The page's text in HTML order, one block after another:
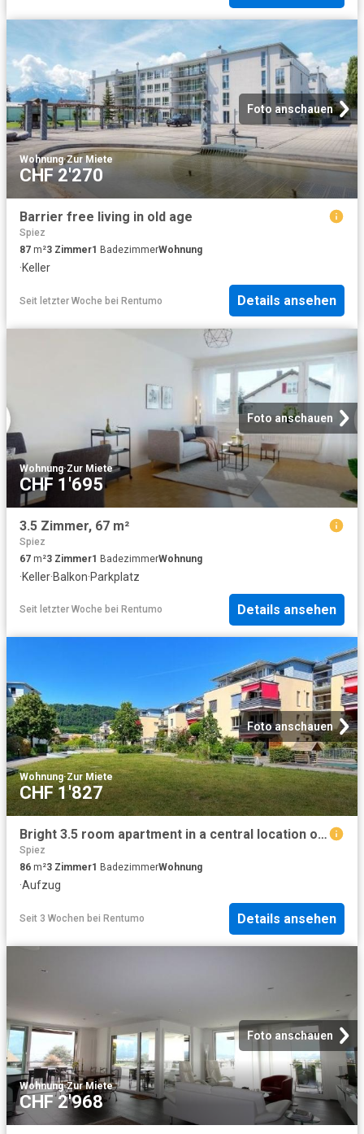
Foto anschauen
Wohnung·Zur Miete
CHF 2'270
Barrier free living in old age
Spiez
87 m²3 Zimmer1 BadezimmerWohnung
·Keller
Seit letzter Woche bei Rentumo Details ansehen
Foto anschauen
Wohnung·Zur Miete
CHF 1'695
3.5 Zimmer, 67 m²
Spiez
67 m²3 Zimmer1 BadezimmerWohnung
·Keller·Balkon·Parkplatz
Seit letzter Woche bei Rentumo Details ansehen
Foto anschauen
Wohnung·Zur Miete
CHF 1'827
Bright 3.5 room apartment in a central location of Münsingen
Spiez
86 m²3 Zimmer1 BadezimmerWohnung
·Aufzug
Seit 3 Wochen bei Rentumo Details ansehen
Foto anschauen
Wohnung·Zur Miete
CHF 2'968